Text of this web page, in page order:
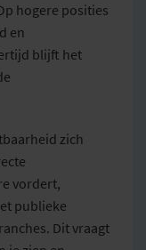
hogere posities
en
blijft het
zich
vordert,
publieke
Dit vraagt